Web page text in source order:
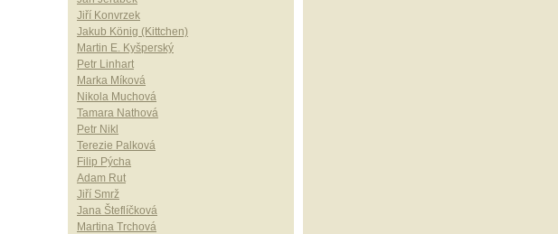
Jiří Konvrzek
Jakub König (Kittchen)
Martin E. Kyšperský
Petr Linhart
Marka Míková
Nikola Muchová
Tamara Nathová
Petr Nikl
Terezie Palková
Filip Pýcha
Adam Rut
Jiří Smrž
Jana Šteflíčková
Martina Trchová